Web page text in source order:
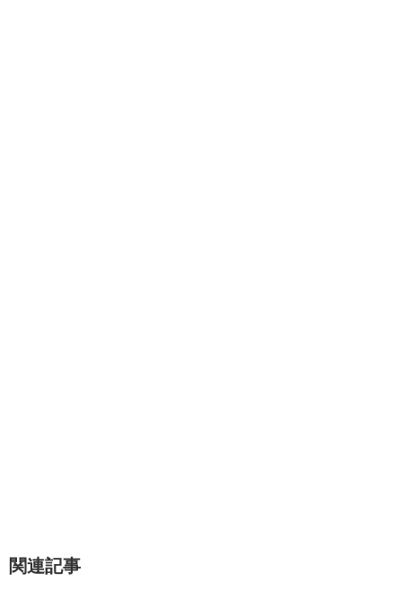
関連記事